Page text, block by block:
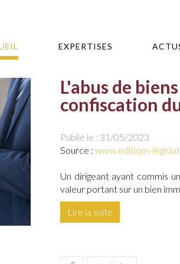
EXPERTISES
L'abus de
confiscation
Publié le : 31/05/2023
Source : www.editions-
Un dirigeant ayant commis
valeur portant sur un bien
Lire la suite